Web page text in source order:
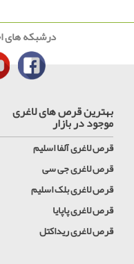
درشبکه های
بهترین قرص های لاغری
موجود در بازار
قرص لاغری آلفا اسلیم
قرص لاغری جی سی
قرص لاغری بلک اسلیم
قرص لاغری پاپایا
قرص لاغری ریداکتل